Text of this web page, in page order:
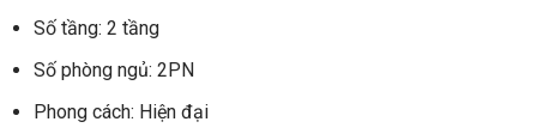
Số tầng: 2 tầng
Số phòng ngủ: 2PN
Phong cách: Hiện đại